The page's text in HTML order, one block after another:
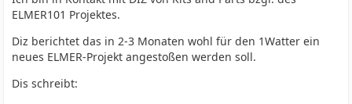
ELMER101 Projektes.
Diz berichtet das in 2-3 Monaten wohl für den 1Watter ein
neues ELMER-Projekt angestoßen werden soll.
Dis schreibt: